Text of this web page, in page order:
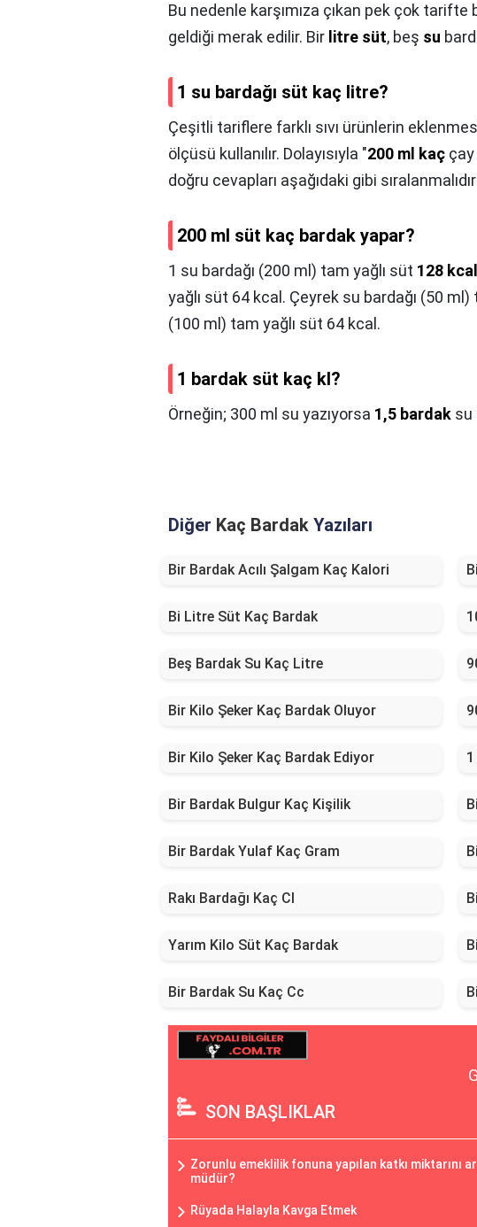
Bu nedenle karşımıza çıkan pek çok tarifte
geldiği merak edilir. Bir litre süt, beş su
1 su bardağı süt kaç litre?
Çeşitli tariflere farklı sıvı ürünlerin
ölçüsü kullanılır. Dolayısıyla "200 ml kaç çay
doğru cevapları aşağıdaki gibi
200 ml süt kaç bardak yapar?
1 su bardağı (200 ml) tam yağlı süt 128 kcal
yağlı süt 64 kcal. Çeyrek su bardağı (50
(100 ml) tam yağlı süt 64 kcal.
1 bardak süt kaç kl?
Örneğin; 300 ml su yazıyorsa 1,5 bardak su
Diğer Kaç Bardak Yazıları
Bir Bardak Acılı Şalgam Kaç Kalori
Bi Litre Süt Kaç Bardak
Beş Bardak Su Kaç Litre
Bir Kilo Şeker Kaç Bardak Oluyor
Bir Kilo Şeker Kaç Bardak Ediyor
Bir Bardak Bulgur Kaç Kişilik
Bir Bardak Yulaf Kaç Gram
Rakı Bardağı Kaç Cl
Yarım Kilo Süt Kaç Bardak
Bir Bardak Su Kaç Cc
SON BAŞLIKLAR
Zorunlu emeklilik fonuna yapılan katkı miktarını
müdür?
Rüyada Halayla Kavga Etmek